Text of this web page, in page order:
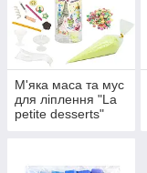
М'яка маса та мус
для ліплення "La
petite desserts"